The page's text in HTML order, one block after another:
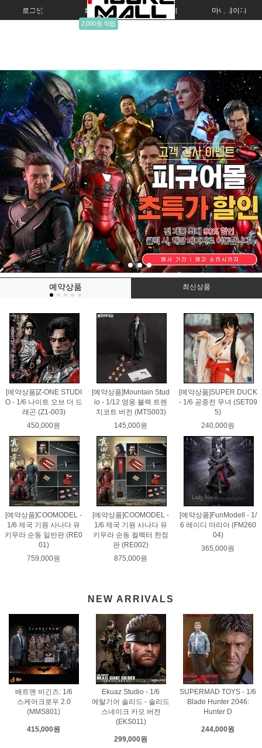
로그인 회원가입
2,000원 적립
주문조회 마이페이지
예약상품 최신상품
[예약상품]Z-ONE STUDI
O - 1/6 나이트 오브 더 드
래곤 (Z1-003)
450,000원
[예약상품]Mountain Stud
io - 1/12 영웅 블랙 트렌
치코트 버전 (MTS003)
145,000원
[예약상품]SUPER DUCK
- 1/6 공중전 무녀 (SET09
5)
240,000원
[예약상품]COOMODEL -
1/6 제국 기원 사나다 유
키무라 순동 일반판 (RE0
01)
759,000원
[예약상품]COOMODEL -
1/6 제국 기원 사나다 유
키무라 순동 컬렉터 한정
판 (RE002)
875,000원
[예약상품]FunModell - 1/
6 레이디 마리아 (FM260
04)
365,000원
NEW ARRIVALS
배트맨 비긴즈: 1/6
스케어크로우 2.0
(MMS801)
415,000원
Ekuaz Studio - 1/6
메탈기어 솔리드 - 솔리드
스네이크 카모 버전
(EKS011)
299,000원
SUPERMAD TOYS - 1/6
Blade Hunter 2046:
Hunter D
244,000원